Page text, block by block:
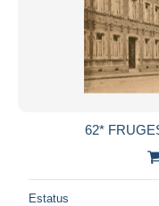
62*
Estatus